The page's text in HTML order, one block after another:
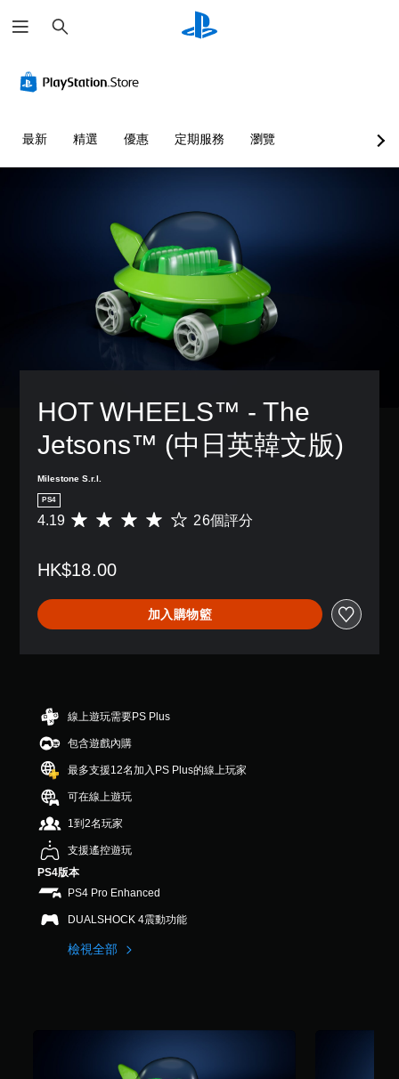
尋
最新 精選 優惠 定期服務 瀏覽
HOT WHEELS™ - The
Jetsons™ (中日英韓文版)
Milestone S.r.l.
PS4
平
分
4
.
滿
分
5
顆
星
）
共
6
則
評
4.19 26個評分
HK$18.00
加入購物籃
線上遊玩需要PS Plus
包含遊戲內購
最多支援12名加入PS Plus的線上玩家
可在線上遊玩
1到2名玩家
支援遙控遊玩
PS4版本
PS4 Pro Enhanced
DUALSHOCK 4震動功能
檢視全部